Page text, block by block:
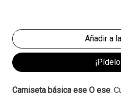
Camiseta básica ese O ese.